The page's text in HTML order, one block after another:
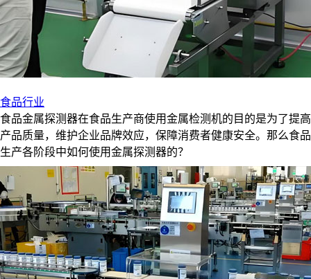
食品行业
食品金属探测器在食品生产商使用金属检测机的目的是为了提高
产品质量，维护企业品牌效应，保障消费者健康安全。那么食品
生产各阶段中如何使用金属探测器的？